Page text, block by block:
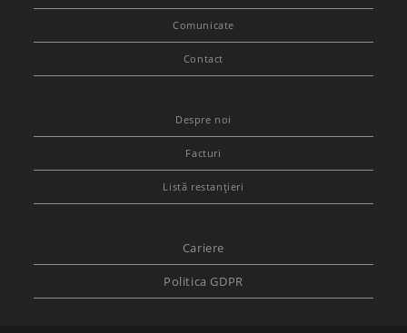
Comunicate
Contact
Despre noi
Facturi
Listă restanțieri
Cariere
Politica GDPR